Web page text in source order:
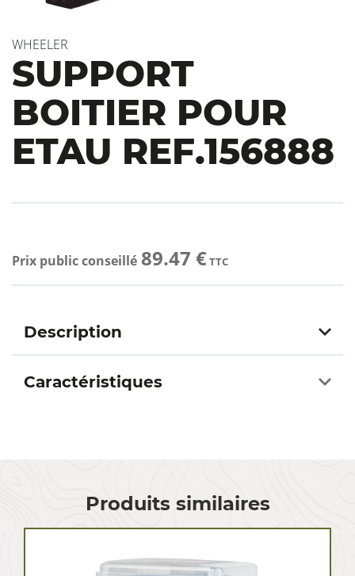
WHEELER
SUPPORT
BOITIER POUR
ETAU REF.156888
Prix public conseillé 89.47 €TTC
Description
Caractéristiques
Produits similaires